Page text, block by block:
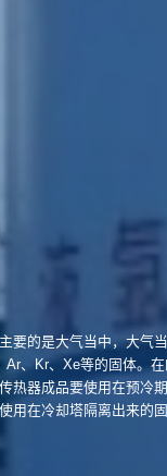
要的是大气当中，大气
Ar、Kr、Xe等的固体。
热器成品要使用在预冷
用在冷却塔隔离出来的